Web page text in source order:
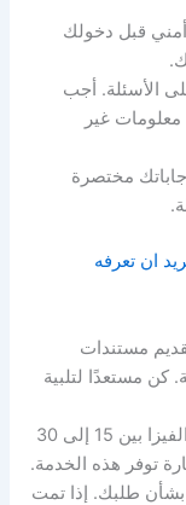
قبل دخولك
الأسئلة. أجب
غير
مختصرة
ان تعرفه
مستندات
كن مستعدًا لتلبية
عادة ما تستغرق معالجة طلب الفيزا بين 15 إلى 30
توفر هذه الخدمة.
بشأن طلبك. إذا تمت